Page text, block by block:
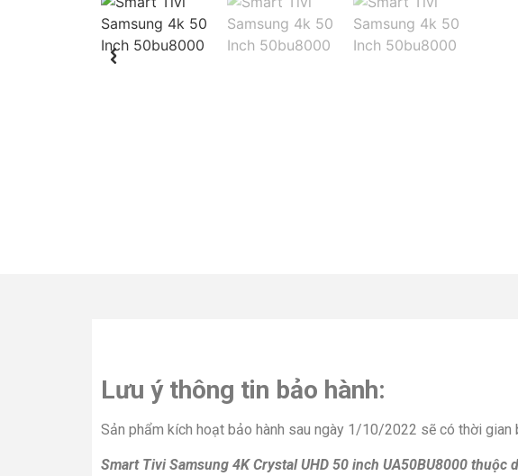
Lưu ý thông tin bảo hành:
Sản phẩm kích hoạt bảo hành sau ngày 1/10/2022 sẽ có thời gian
Smart Tivi Samsung 4K Crystal UHD 50 inch UA50BU8000 thuộc